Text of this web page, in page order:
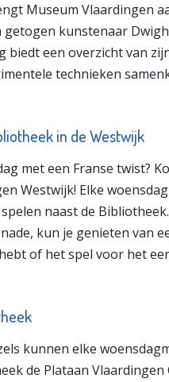
Museum Vlaardingen
kunstenaar
een overzicht van
technieken
in de Westwijk
met een Franse twist?
Westwijk! Elke
naast de
kun je genieten van
of het spel voor het
kunnen elke
de Plataan